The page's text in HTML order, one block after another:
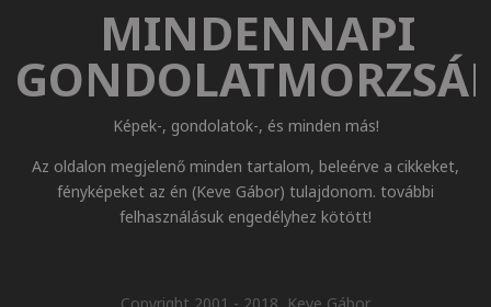
MINDENNAPI
Képek-, gondolatok-, és minden más!
Az oldalon megjelenő minden tartalom, beleérve a cikkeket,
fényképeket az én (Keve Gábor) tulajdonom. további
felhasználásuk engedélyhez kötött!